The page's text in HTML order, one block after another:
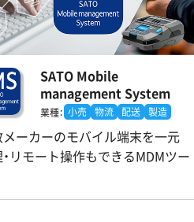
SATO Mobile
management System
業種： 小売 物流 配送 製造
メーカーのモバイル端末を一元
リモート操作もできるMDMツー